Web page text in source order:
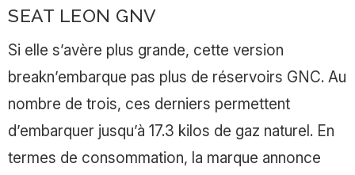
SEAT LEON GNV
Si elle s’avère plus grande, cette version
breakn’embarque pas plus de réservoirs GNC. Au
nombre de trois, ces derniers permettent
d’embarquer jusqu’à 17.3 kilos de gaz naturel. En
termes de consommation, la marque annonce